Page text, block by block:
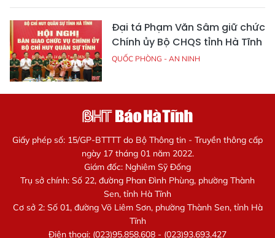
Đại tá Phạm Văn Sâm giữ chức
Chính ủy Bộ CHQS tỉnh Hà Tĩnh
QUỐC PHÒNG - AN NINH
Giấy phép số: 15/GP-BTTTT do Bộ Thông tin - Truyền thông cấp
ngày 17 tháng 01 năm 2022.
Giám đốc: Nghiêm Sỹ Đống
Trụ sở chính: Số 22, đường Phan Đình Phùng, phường Thành
Sen, tỉnh Hà Tĩnh
Cơ sở 2: Số 01, đường Võ Liêm Sơn, phường Thành Sen, tỉnh Hà
Tĩnh
Điện thoại: (023)95.858.608 - (023)93.693.427